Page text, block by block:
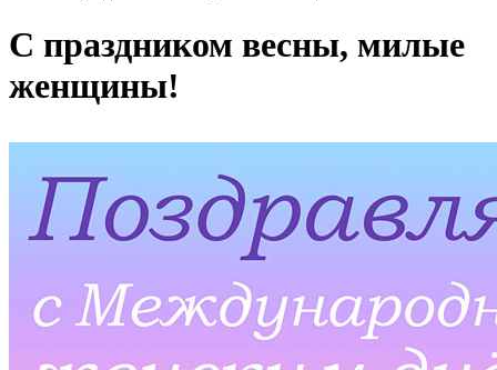
С праздником весны, милые
женщины!